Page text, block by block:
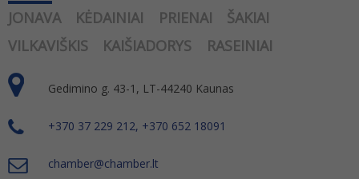
JONAVA
KĖDAINIAI PRIENAI
ŠAKIAI
VILKAVIŠKIS
KAIŠIADORYS RASEINIAI
Gedimino g. 43-1, LT-44240 Kaunas
+370 37 229 212, +370 652 18091
chamber@chamber.lt